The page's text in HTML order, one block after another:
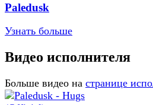
Paledusk
Узнать больше
Видео исполнителя
Больше видео на странице